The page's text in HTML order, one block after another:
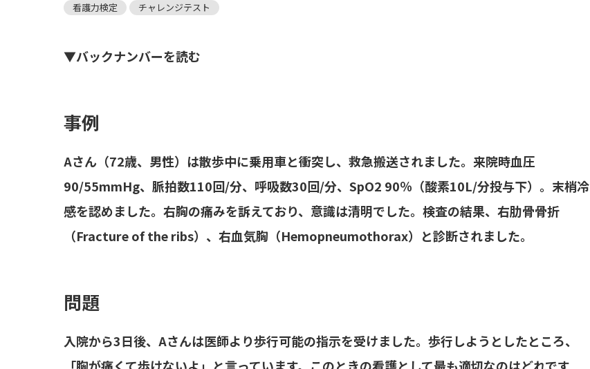
看護力検定 チャレンジテスト
▼バックナンバーを読む
事例
Aさん（72歳、男性）は散歩中に乗用車と衝突し、救急搬送されました。来院時血圧
90/55mmHg、脈拍数110回/分、呼吸数30回/分、SpO2 90％（酸素10L/分投与下）。末梢冷
感を認めました。右胸の痛みを訴えており、意識は清明でした。検査の結果、右肋骨骨折
（Fracture of the ribs）、右血気胸（Hemopneumothorax）と診断されました。
問題
入院から3日後、Aさんは医師より歩行可能の指示を受けました。歩行しようとしたところ、